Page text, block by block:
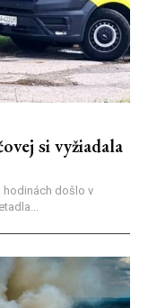
si vyžiadala
hodinách došlo v